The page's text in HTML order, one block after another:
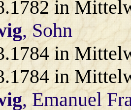
in
, Sohn
in
in
, Emanuel